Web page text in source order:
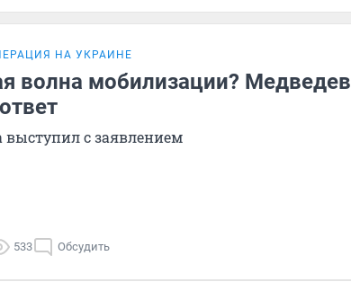
НА УКРАИНЕ
волна мобилизации? Медведев
выступил с заявлением
533 Обсудить